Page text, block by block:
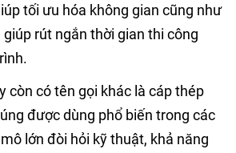
tối ưu hóa không gian cũng như
giúp rút ngắn thời gian thi công
còn có tên gọi khác là cáp thép
được dùng phổ biến trong các
lớn đòi hỏi kỹ thuật, khả năng